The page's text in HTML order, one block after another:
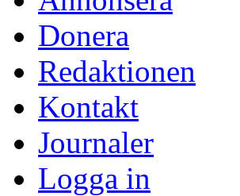
Donera
Redaktionen
Kontakt
Journaler
Logga in